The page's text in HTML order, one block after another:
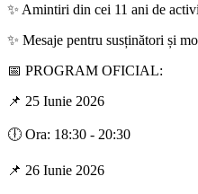
✨ Amintiri din cei 11 ani de
✨ Mesaje pentru susținători și
📅 PROGRAM OFICIAL:
📌 25 Iunie 2026
🕕 Ora: 18:30 - 20:30
📌 26 Iunie 2026